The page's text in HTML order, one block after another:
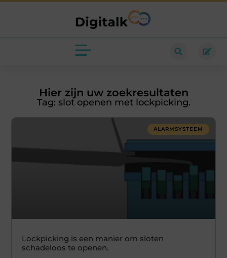
Hier zijn uw zoekresultaten
Tag: slot openen met lockpicking.
ALARMSYSTEEM
Lockpicking is een manier om sloten
schadeloos te openen.